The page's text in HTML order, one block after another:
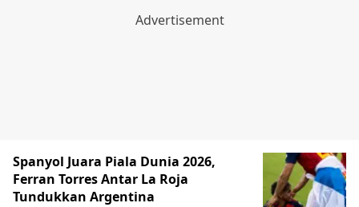
Spanyol Juara Piala Dunia 2026,
Ferran Torres Antar La Roja
Tundukkan Argentina